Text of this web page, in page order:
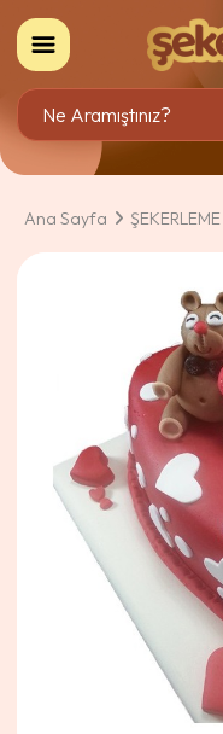
Ana Sayfa ŞEKERLEME